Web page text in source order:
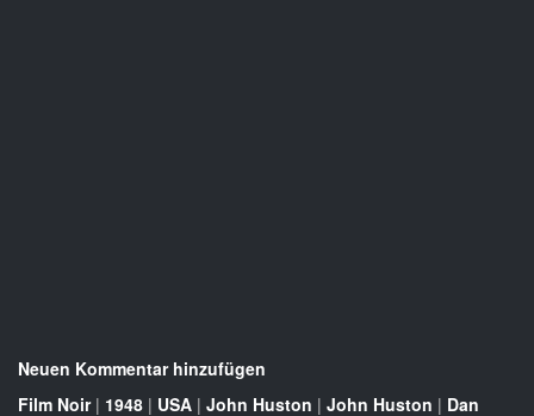
Neuen Kommentar hinzufügen
Film Noir| 1948 | USA | John Huston | John Huston | Dan